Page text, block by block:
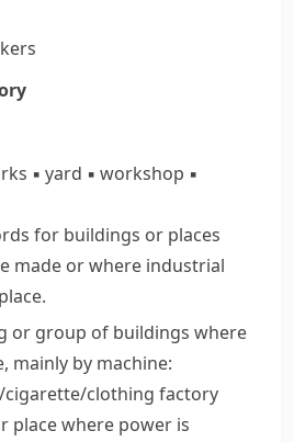
▪ yard ▪ workshop ▪
for buildings or places
made or where industrial
or group of buildings where
mainly by machine:
​cigarette/​clothing factory
place where power is